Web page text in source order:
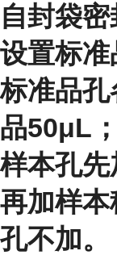
自封袋密
设置标
标准品
品50μL；
样本孔先
再加样
孔不加。